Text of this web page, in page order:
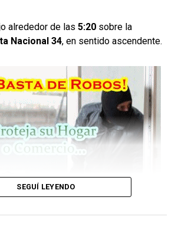
la batería
logrando neutralizar el riesgo.
alrededor de las 5:20sobre la
Nacional 34, en sentido ascendente.
SEGUÍ LEYENDO